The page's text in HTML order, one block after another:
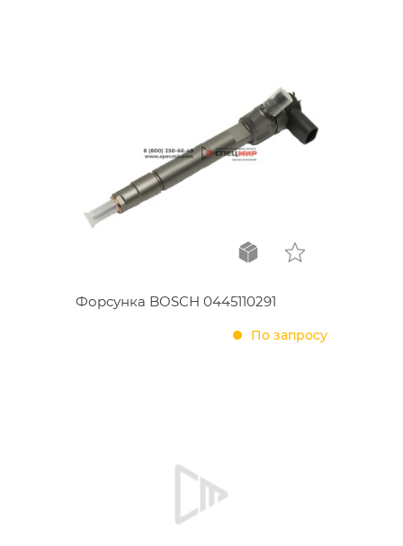
Форсунка BOSCH 0445110291
По запросу